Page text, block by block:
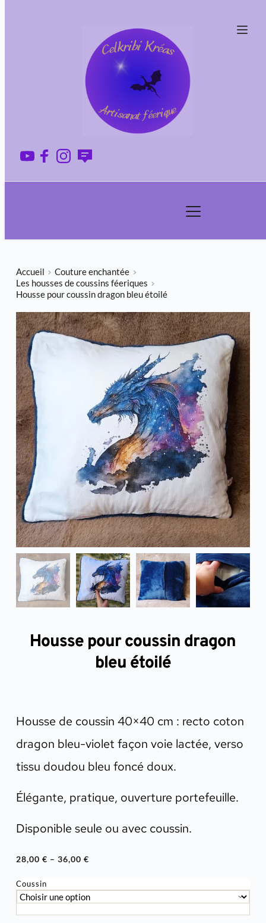
Accueil
Couture enchantée
Les housses de coussins féeriques
Housse pour coussin dragon bleu étoilé
Housse pour coussin dragon
bleu étoilé
Housse de coussin 40×40 cm : recto coton
dragon bleu-violet façon voie lactée, verso
tissu doudou bleu foncé doux.
Élégante, pratique, ouverture portefeuille.
Disponible seule ou avec coussin.
28,00 € – 36,00 €
Plage
de
prix :
Coussin